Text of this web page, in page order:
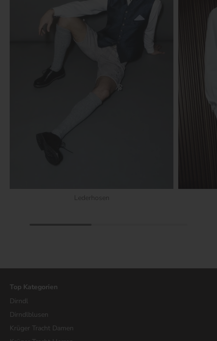
Lederhosen
Top Kategorien
Dirndl
Dirndlblusen
Krüger Tracht Damen